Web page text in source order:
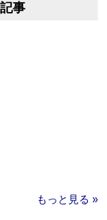
事
もっと見る »